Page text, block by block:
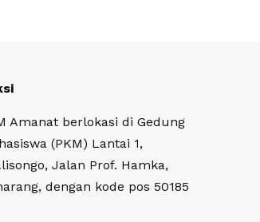
Amanat berlokasi di Gedung
(PKM) Lantai 1,
Jalan Prof. Hamka,
dengan kode pos 50185